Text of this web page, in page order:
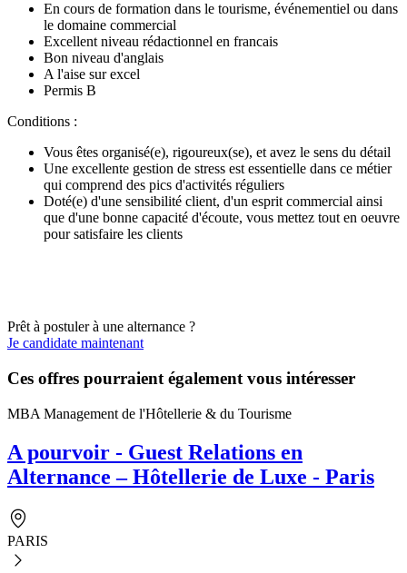
En cours de formation dans le tourisme, événementiel ou dans
le domaine commercial
Excellent niveau rédactionnel en francais
Bon niveau d'anglais
A l'aise sur excel
Permis B
Conditions :
Vous êtes organisé(e), rigoureux(se), et avez le sens du détail
Une excellente gestion de stress est essentielle dans ce métier
qui comprend des pics d'activités réguliers
Doté(e) d'une sensibilité client, d'un esprit commercial ainsi
que d'une bonne capacité d'écoute, vous mettez tout en oeuvre
pour satisfaire les clients
Prêt à postuler à une alternance ?
Je candidate maintenant
Ces offres pourraient également vous intéresser
MBA Management de l'Hôtellerie & du Tourisme
A pourvoir - Guest Relations en
Alternance – Hôtellerie de Luxe - Paris
PARIS